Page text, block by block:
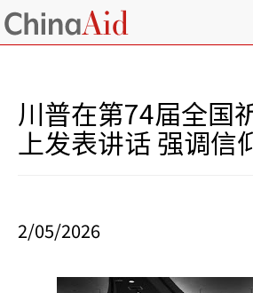
川普在第74届全国
上发表讲话 强调信
2/05/2026